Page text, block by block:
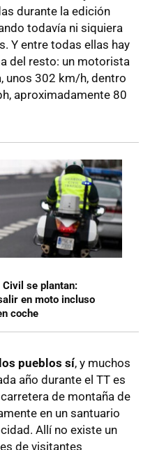
durante la edición
todavía ni siquiera
Y entre todas ellas hay
del resto: un motorista
unos 302 km/h, dentro
aproximadamente 80
se plantan:
en moto incluso
coche
pueblos sí, y muchos
año durante el TT es
de montaña de
en un santuario
Allí no existe un
de visitantes